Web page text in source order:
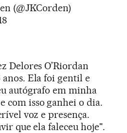
(@JKCorden)
Delores O’Riordan
Ela foi gentil e
autógrafo em minha
com isso ganhei o dia.
voz e presença.
que ela faleceu hoje".